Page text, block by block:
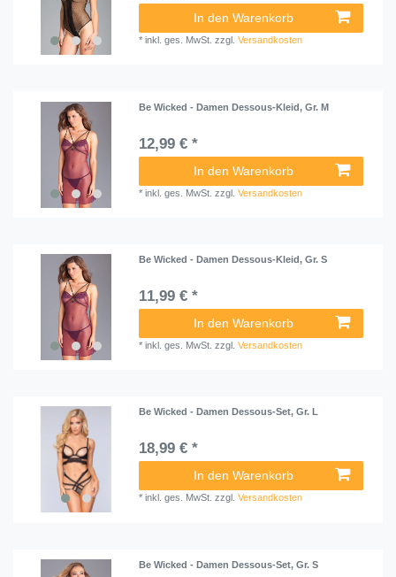
In den Warenkorb
*inkl. ges. MwSt. zzgl.Versandkosten
Be Wicked - Damen Dessous-Kleid, Gr. M
12,99 € *
In den Warenkorb
*inkl. ges. MwSt. zzgl.Versandkosten
Be Wicked - Damen Dessous-Kleid, Gr. S
11,99 € *
In den Warenkorb
*inkl. ges. MwSt. zzgl.Versandkosten
Be Wicked - Damen Dessous-Set, Gr. L
18,99 € *
In den Warenkorb
*inkl. ges. MwSt. zzgl.Versandkosten
Be Wicked - Damen Dessous-Set, Gr. S